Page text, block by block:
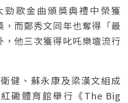
勁歌金曲頒獎典禮中榮獲
，而鄭秀文同年也奪得「最
，他三次獲得叱吒樂壇流行
健、蘇永康及梁漢文組成
磡體育館舉行《The Big